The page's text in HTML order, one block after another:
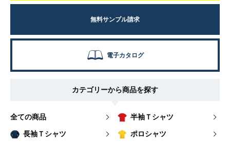
無料サンプル請求
電子カタログ
カテゴリーから商品を探す
全ての商品 半袖Ｔシャツ
長袖Ｔシャツ ポロシャツ